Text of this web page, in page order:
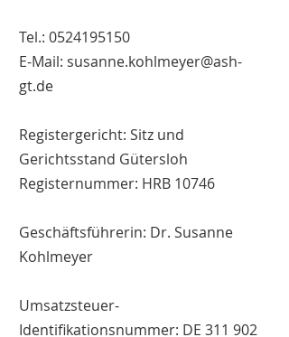
Tel.: 0524195150
E-Mail: susanne.kohlmeyer@ash-
gt.de
Registergericht: Sitz und
Gerichtsstand Gütersloh
Registernummer: HRB 10746
Geschäftsführerin: Dr. Susanne
Kohlmeyer
Umsatzsteuer-
Identifikationsnummer: DE 311 902